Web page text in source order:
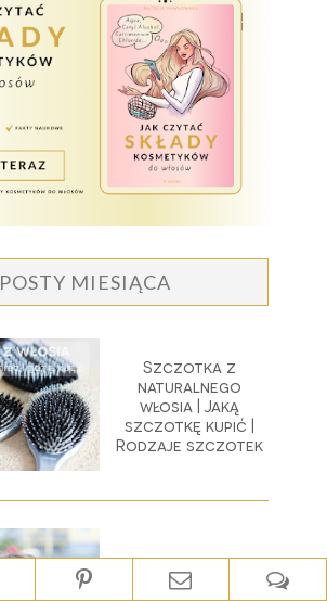
POSTY MIESIĄCA
Szczotka z
naturalnego
włosia | Jaką
szczotkę kupić |
Rodzaje szczotek
Jak zatuszować
odrosty? 8